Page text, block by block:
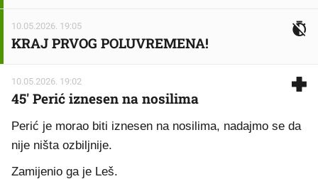
10.05.2026. 19:05
KRAJ PRVOG POLUVREMENA!
10.05.2026. 19:02
45' Perić iznesen na nosilima
Perić je morao biti iznesen na nosilima, nadajmo se da
nije ništa ozbiljnije.
Zamijenio ga je Leš.